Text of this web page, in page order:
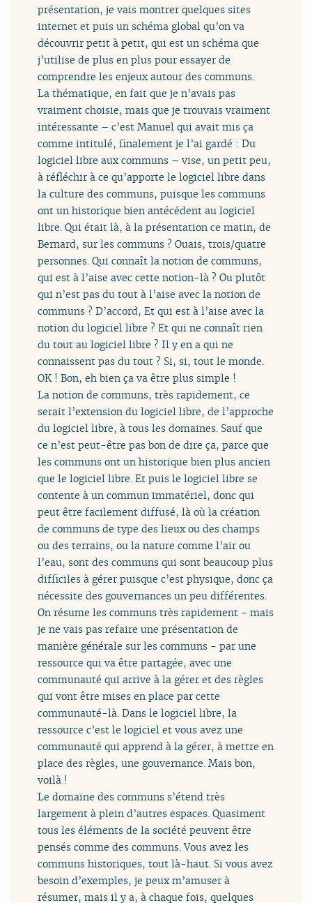
présentation, je vais montrer quelques sites
internet et puis un schéma global qu’on va
découvrir petit à petit, qui est un schéma que
j’utilise de plus en plus pour essayer de
comprendre les enjeux autour des communs.
La thématique, en fait que je n’avais pas
vraiment choisie, mais que je trouvais vraiment
intéressante – c’est Manuel qui avait mis ça
comme intitulé, finalement je l’ai gardé : Du
logiciel libre aux communs – vise, un petit peu,
à réfléchir à ce qu’apporte le logiciel libre dans
la culture des communs, puisque les communs
ont un historique bien antécédent au logiciel
libre. Qui était là, à la présentation ce matin, de
Bernard, sur les communs ? Ouais, trois/quatre
personnes. Qui connaît la notion de communs,
qui est à l’aise avec cette notion-là ? Ou plutôt
qui n’est pas du tout à l’aise avec la notion de
communs ? D’accord, Et qui est à l’aise avec la
notion du logiciel libre ? Et qui ne connaît rien
du tout au logiciel libre ? Il y en a qui ne
connaissent pas du tout ? Si, si, tout le monde.
OK ! Bon, eh bien ça va être plus simple !
La notion de communs, très rapidement, ce
serait l’extension du logiciel libre, de l’approche
du logiciel libre, à tous les domaines. Sauf que
ce n’est peut-être pas bon de dire ça, parce que
les communs ont un historique bien plus ancien
que le logiciel libre. Et puis le logiciel libre se
contente à un commun immatériel, donc qui
peut être facilement diffusé, là où la création
de communs de type des lieux ou des champs
ou des terrains, ou la nature comme l’air ou
l’eau, sont des communs qui sont beaucoup plus
difficiles à gérer puisque c’est physique, donc ça
nécessite des gouvernances un peu différentes.
On résume les communs très rapidement - mais
je ne vais pas refaire une présentation de
manière générale sur les communs - par une
ressource qui va être partagée, avec une
communauté qui arrive à la gérer et des règles
qui vont être mises en place par cette
communauté-là. Dans le logiciel libre, la
ressource c’est le logiciel et vous avez une
communauté qui apprend à la gérer, à mettre en
place des règles, une gouvernance. Mais bon,
voilà !
Le domaine des communs s’étend très
largement à plein d’autres espaces. Quasiment
tous les éléments de la société peuvent être
pensés comme des communs. Vous avez les
communs historiques, tout là-haut. Si vous avez
besoin d’exemples, je peux m’amuser à
résumer, mais il y a, à chaque fois, quelques